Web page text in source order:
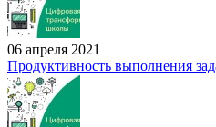
06 апреля 2021
Продуктивность выполнения